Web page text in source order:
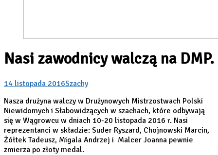
Nasi zawodnicy walczą na DMP.
14 listopada 2016Szachy
Nasza drużyna walczy w Drużynowych Mistrzostwach Polski
Niewidomych i Słabowidzących w szachach, które odbywają
się w Wągrowcu w dniach 10-20 listopada 2016 r. Nasi
reprezentanci w składzie: Suder Ryszard, Chojnowski Marcin,
Żółtek Tadeusz, Migala Andrzej i Malcer Joanna pewnie
zmierza po złoty medal.